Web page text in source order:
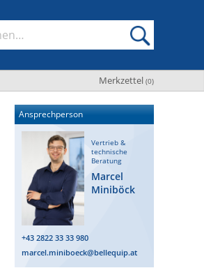
Merkzettel (0)
Ansprechperson
Vertrieb &
technische
Beratung
Marcel
Miniböck
+43 2822 33 33 980
marcel.miniboeck@bellequip.at